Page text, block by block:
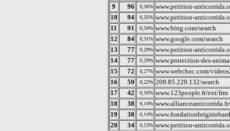
9
96 0,36% www.petition-
10
94 0,35% www.petition-
11
91 0,34% www.bing.com/search
12
84 0,31% www.google.com/search
13
77 0,29% www.petition-
14
77 0,29% www.protection-des-
15
72 0,27% www.webchoc.com/
16
59 0,22% 209.85.229.132/search
17
42 0,16% www.123people.fr/ext/frm
18
38 0,14%
19
38 0,14%
20
34 0,13% www.petition-